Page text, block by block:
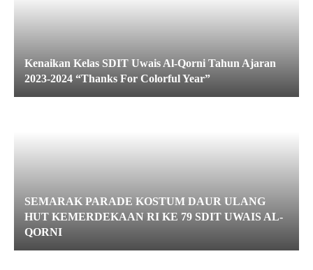
Kenaikan Kelas SDIT Uwais Al-Qorni Tahun Ajaran
2023-2024 “Thanks For Colorful Year”
SEMARAK PARADE KOSTUM DAUR ULANG
HUT KEMERDEKAAN RI KE 79 SDIT UWAIS AL-
QORNI